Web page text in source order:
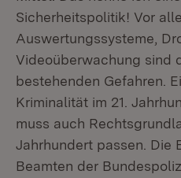
Sicherheitspolitik! Vor
Auswertungssysteme,
Videoüberwachung sind
bestehenden Gefahren.
Kriminalität im 21.
muss auch
Jahrhundert passen. Die
Beamten der